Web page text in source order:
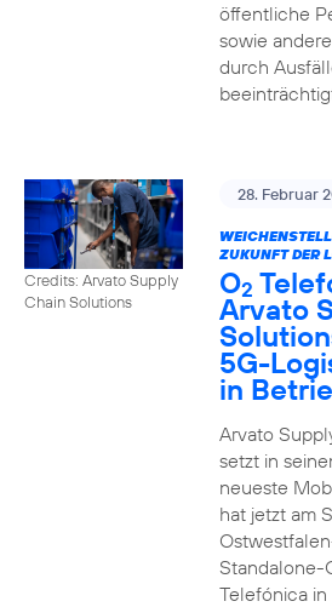
öffentliche
sowie
durch
Credits: Arvato Supply
Chain Solutions
28. Februar
ZUKUNFT DER
O2
Arvato
5G-
in
Arvato
setzt in
neueste
hat jetzt am
Standalone-
Telefónica